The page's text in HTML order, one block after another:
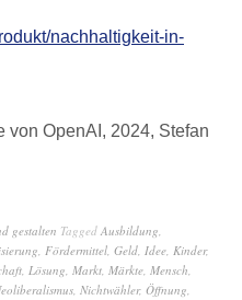
nachhaltigkeit-in-
OpenAI, 2024, Stefan
gestalten Tagged Ausbildung,
, Fördermittel, Geld, Idee, Kinder,
, Lösung, Markt, Märkte, Mensch,
, Nichtwähler, Öffnung,